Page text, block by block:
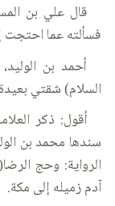
قال علي بن
فسألته عما احتجت
أحمد بن
السلام) شقتي
أقول: ذكر
سندها محمد بن
الرواية: وحج
آدم زميله إلى مكة.